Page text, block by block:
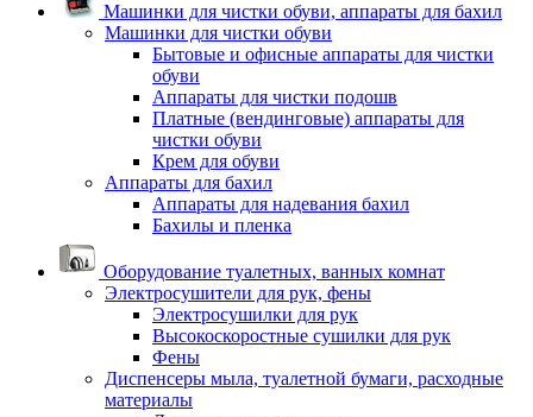
Машинки для чистки обуви, аппараты для бахил
Машинки для чистки обуви
Бытовые и офисные аппараты для чистки
обуви
Аппараты для чистки подошв
Платные (вендинговые) аппараты для
чистки обуви
Крем для обуви
Аппараты для бахил
Аппараты для надевания бахил
Бахилы и пленка
Оборудование туалетных, ванных комнат
Электросушители для рук, фены
Электросушилки для рук
Высокоскоростные сушилки для рук
Фены
Диспенсеры мыла, туалетной бумаги, расходные
материалы